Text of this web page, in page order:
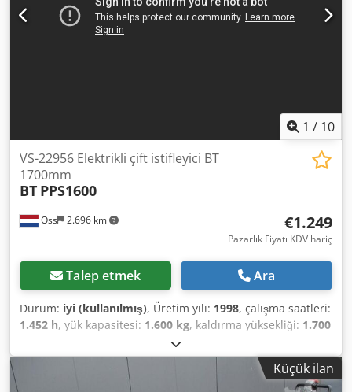
1 / 10
Oss 2.696 km
VS-22956 Elektrikli çift istifleyici BT
1700mm
BT PPS1600
€1.249
Pazarlık Fiyatı KDV hariç
Talep etmek Ara
Durum: iyi (kullanılmış), Üretim yılı: 1998, çalışma saatleri:
1.452 h, yük kapasitesi: 1.600 kg, kaldırma yüksekliği: 1.700
, direk tipi:
850 kg, kilometre:1.452 km, Elektrikli çift forklift Marka: BT
İmalat Yılı: 1998 Kapasite: 1.600 kg Kaldırma Yüksekliği:
Küçük ilan